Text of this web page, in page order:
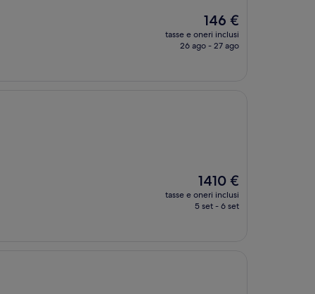
Il
prezzo
attuale
146 €
tasse e oneri inclusi
26 ago - 27 ago
Il
prezzo
attuale
1410 €
tasse e oneri inclusi
5 set - 6 set